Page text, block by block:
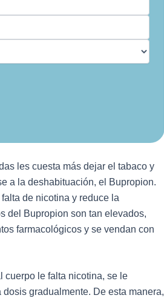
les cuesta más dejar el tabaco y
a la deshabituación, el Bupropion.
de nicotina y reduce la
del Bupropion son tan elevados,
farmacológicos y se vendan con
cuerpo le falta nicotina, se le
gradualmente. De esta manera,